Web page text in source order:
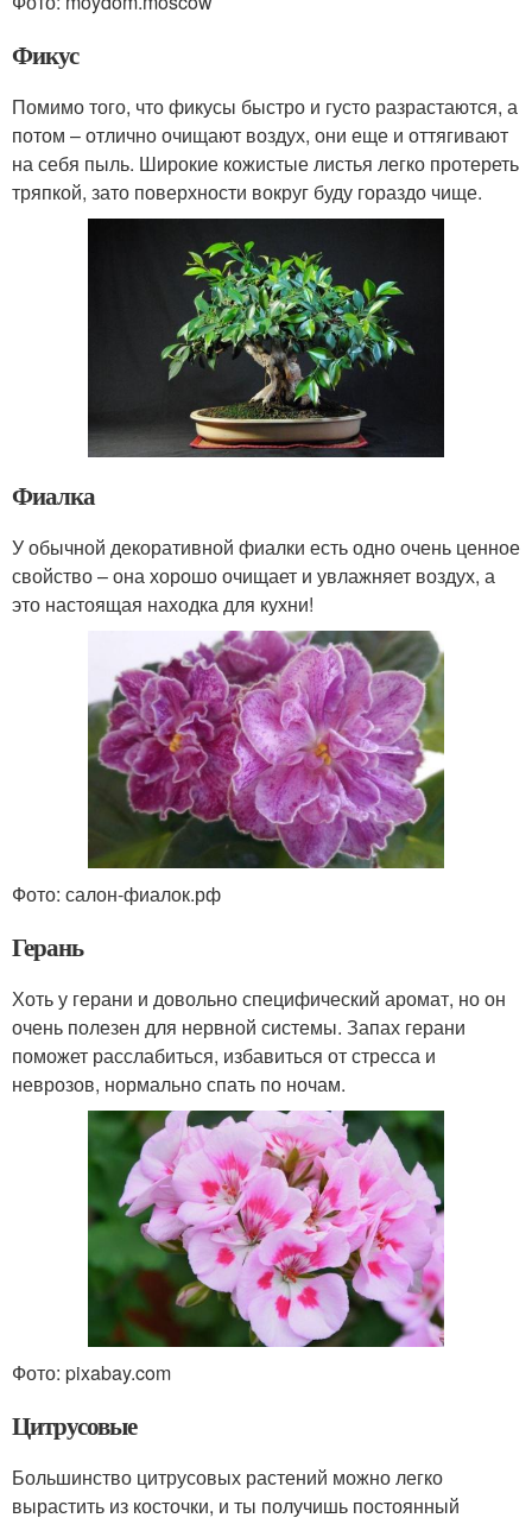
Фикус
Помимо того, что фикусы быстро и густо разрастаются, а
потом – отлично очищают воздух, они еще и оттягивают
на себя пыль. Широкие кожистые листья легко протереть
тряпкой, зато поверхности вокруг буду гораздо чище.
Фиалка
У обычной декоративной фиалки есть одно очень ценное
свойство – она хорошо очищает и увлажняет воздух, а
это настоящая находка для кухни!
Фото: салон-фиалок.рф
Герань
Хоть у герани и довольно специфический аромат, но он
очень полезен для нервной системы. Запах герани
поможет расслабиться, избавиться от стресса и
неврозов, нормально спать по ночам.
Фото: pixabay.com
Цитрусовые
Большинство цитрусовых растений можно легко
вырастить из косточки, и ты получишь постоянный